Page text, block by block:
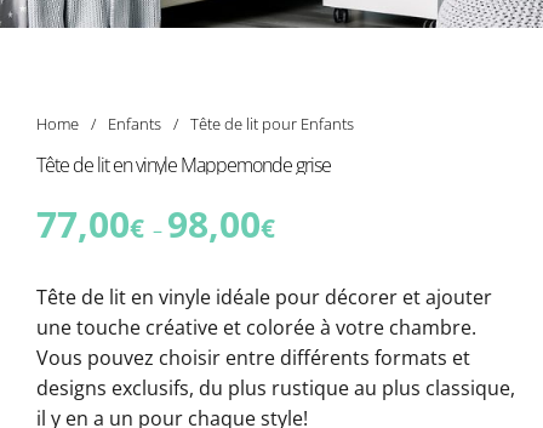
Home / Enfants / Tête de lit pour Enfants
Tête de lit en vinyle Mappemonde grise
77,00€ – 98,00€
Tête de lit en vinyle idéale pour décorer et ajouter
une touche créative et colorée à votre chambre.
Vous pouvez choisir entre différents formats et
designs exclusifs, du plus rustique au plus classique,
il y en a un pour chaque style!